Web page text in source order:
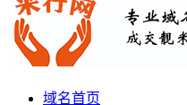
域名首页